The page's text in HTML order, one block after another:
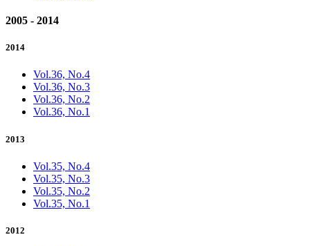
2005 - 2014
2014
Vol.36, No.4
Vol.36, No.3
Vol.36, No.2
Vol.36, No.1
2013
Vol.35, No.4
Vol.35, No.3
Vol.35, No.2
Vol.35, No.1
2012